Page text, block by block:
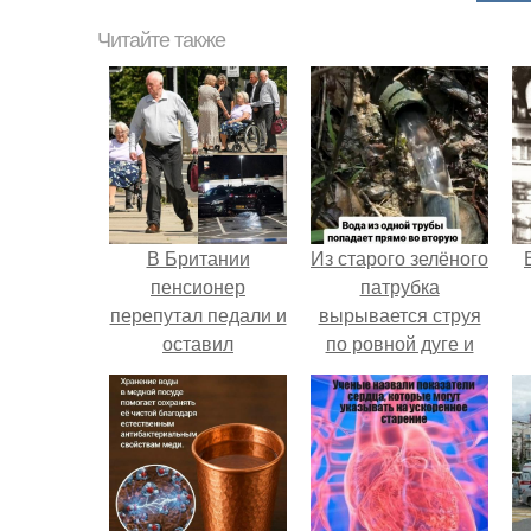
Читайте также
В Британии
пенсионер
перепутал педали и
оставил
возлюбленную без
ноги.
Из старого зелёного
патрубка
вырывается струя
по ровной дуге и
точно попадает в
отверстие нижней
трубы.